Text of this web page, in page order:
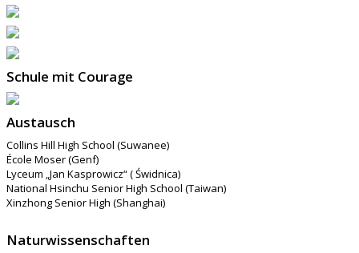
Schule mit Courage
Austausch
Collins Hill High School (Suwanee)
École Moser (Genf)
Lyceum „Jan Kasprowicz“ ( Świdnica)
National Hsinchu Senior High School (Taiwan)
Xinzhong Senior High (Shanghai)
Naturwissenschaften